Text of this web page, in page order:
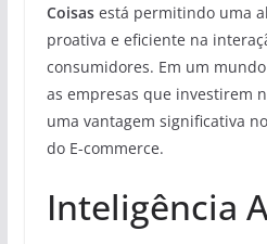
Coisasestá permitindo uma
proativa e eficiente na
consumidores. Em um
as empresas que investirem
uma vantagem significativa
do E-commerce.
Inteligência